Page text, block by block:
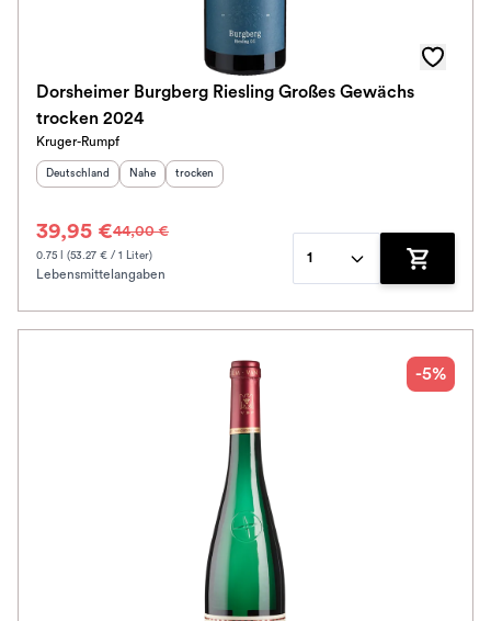
Dorsheimer Burgberg Riesling Großes Gewächs
trocken 2024
Kruger-Rumpf
Herkunftsland
Deutschland Herkunftsregion:
Nahe Geschmack
trocken
39,95 €44,00 €
0.75 l (53.27 € / 1 Liter)
Lebensmittelangaben
1
Zum
-5%